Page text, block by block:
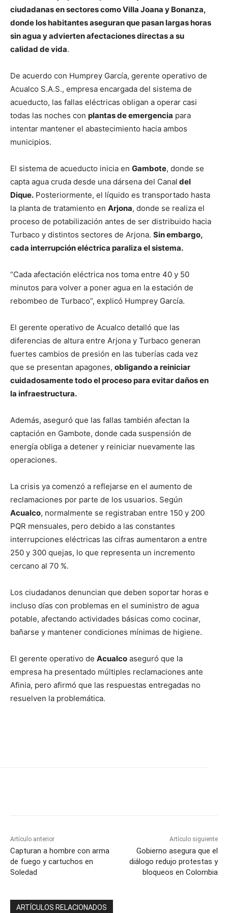
ciudadanas en sectores como Villa Joana y Bonanza,
donde los habitantes aseguran que pasan largas horas
sin agua y advierten afectaciones directas a su
calidad de vida.
De acuerdo con Humprey García, gerente operativo de
Acualco S.A.S., empresa encargada del sistema de
acueducto, las fallas eléctricas obligan a operar casi
todas las noches con plantas de emergencia para
intentar mantener el abastecimiento hacia ambos
municipios.
El sistema de acueducto inicia en Gambote, donde se
capta agua cruda desde una dársena del Canal del
Dique. Posteriormente, el líquido es transportado hasta
la planta de tratamiento en Arjona, donde se realiza el
proceso de potabilización antes de ser distribuido hacia
Turbaco y distintos sectores de Arjona. Sin embargo,
cada interrupción eléctrica paraliza el sistema.
“Cada afectación eléctrica nos toma entre 40 y 50
minutos para volver a poner agua en la estación de
rebombeo de Turbaco”, explicó Humprey García.
El gerente operativo de Acualco detalló que las
diferencias de altura entre Arjona y Turbaco generan
fuertes cambios de presión en las tuberías cada vez
que se presentan apagones, obligando a reiniciar
cuidadosamente todo el proceso para evitar daños en
la infraestructura.
Además, aseguró que las fallas también afectan la
captación en Gambote, donde cada suspensión de
energía obliga a detener y reiniciar nuevamente las
operaciones.
La crisis ya comenzó a reflejarse en el aumento de
reclamaciones por parte de los usuarios. Según
Acualco, normalmente se registraban entre 150 y 200
PQR mensuales, pero debido a las constantes
interrupciones eléctricas las cifras aumentaron a entre
250 y 300 quejas, lo que representa un incremento
cercano al 70 %.
Los ciudadanos denuncian que deben soportar horas e
incluso días con problemas en el suministro de agua
potable, afectando actividades básicas como cocinar,
bañarse y mantener condiciones mínimas de higiene.
El gerente operativo de Acualco aseguró que la
empresa ha presentado múltiples reclamaciones ante
Afinia, pero afirmó que las respuestas entregadas no
resuelven la problemática.
Artículo anterior
Capturan a hombre con arma
de fuego y cartuchos en
Soledad
Artículo siguiente
Gobierno asegura que el
diálogo redujo protestas y
bloqueos en Colombia
ARTÍCULOS RELACIONADOS